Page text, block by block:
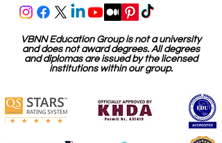
VBNN Education Group is not a university
and does not award degrees. All degrees
and diplomas are issued by the licensed
institutions within our group.